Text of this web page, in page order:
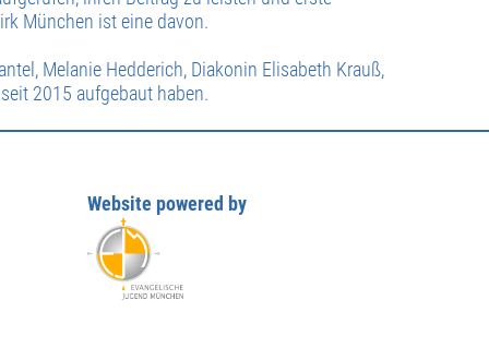
München ist eine davon.
Melanie Hedderich, Diakonin Elisabeth Krauß,
2015 aufgebaut haben.
Website powered by